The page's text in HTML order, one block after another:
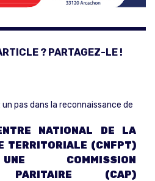
? PARTAGEZ-LE !
pas dans la reconnaissance de
NATIONAL DE LA
TERRITORIALE (CNFPT)
COMMISSION
PARITAIRE (CAP)